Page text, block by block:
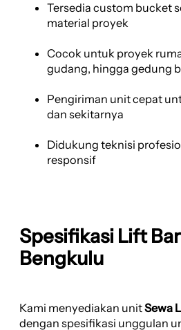
Tersedia custom bucket
material proyek
Cocok untuk proyek
gudang, hingga gedung
Pengiriman unit cepat
dan sekitarnya
Didukung teknisi
responsif
Spesifikasi Lift
Bengkulu
Kami menyediakan unitSewa
dengan spesifikasi unggulan